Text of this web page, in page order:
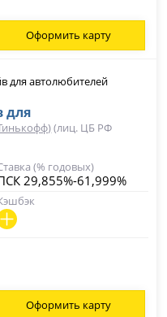
Оформить карту
для
(лиц. ЦБ РФ
(% годовых)
29,855%-61,999%
Оформить карту